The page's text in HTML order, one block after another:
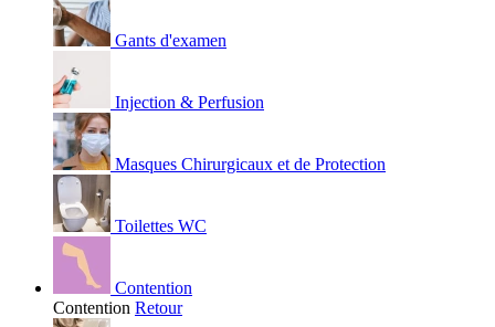
Gants d'examen
Injection & Perfusion
Masques Chirurgicaux et de Protection
Toilettes WC
Contention
Contention Retour